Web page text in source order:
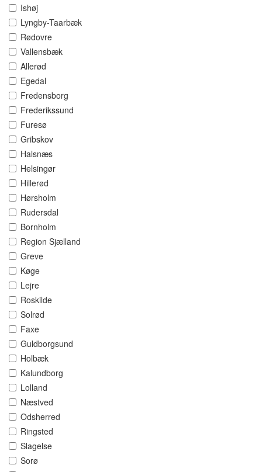
Ishøj
Lyngby-Taarbæk
Rødovre
Vallensbæk
Allerød
Egedal
Fredensborg
Frederikssund
Furesø
Gribskov
Halsnæs
Helsingør
Hillerød
Hørsholm
Rudersdal
Bornholm
Region Sjælland
Greve
Køge
Lejre
Roskilde
Solrød
Faxe
Guldborgsund
Holbæk
Kalundborg
Lolland
Næstved
Odsherred
Ringsted
Slagelse
Sorø